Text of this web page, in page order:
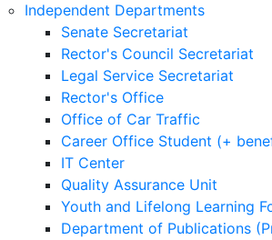
Independent Departments
Senate Secretariat
Rector's Council Secretariat
Legal Service Secretariat
Rector's Office
Office of Car Traffic
Career Office Student (+
IT Center
Quality Assurance Unit
Youth and Lifelong Learning
Department of Publications